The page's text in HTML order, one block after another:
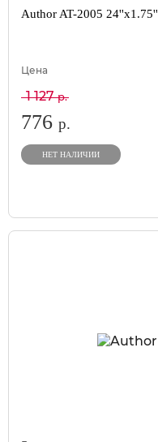
Author AT-2005 24''x1.75''
Цена
1 127р.
776 р.
НЕТ НАЛИЧИИ